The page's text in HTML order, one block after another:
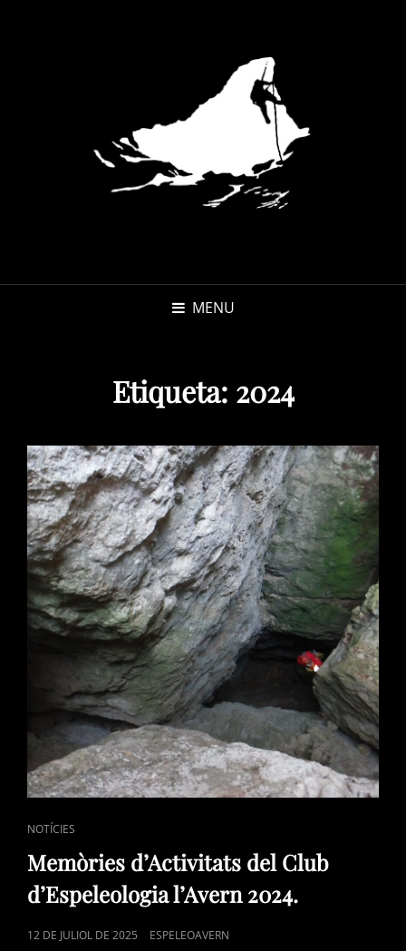
MENU
Etiqueta: 2024
CAT
LINKS
NOTÍCIES
Memòries d’Activitats del Club
d’Espeleologia l’Avern 2024.
POSTED
12 DE JULIOL DE 2025 ESPELEOAVERN